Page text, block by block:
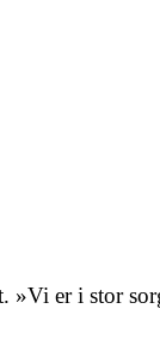
er i stor